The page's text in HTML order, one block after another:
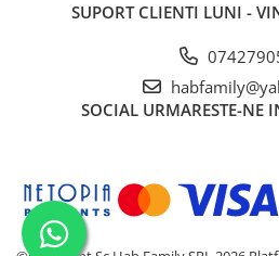
SUPORT CLIENTI LUNI -
SOCIAL URMARESTE-NE